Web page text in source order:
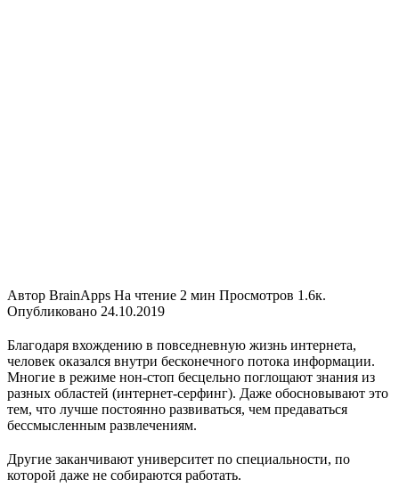
Автор BrainApps На чтение 2 мин Просмотров 1.6к.
Опубликовано 24.10.2019
Благодаря вхождению в повседневную жизнь интернета,
человек оказался внутри бесконечного потока информации.
Многие в режиме нон-стоп бесцельно поглощают знания из
разных областей (интернет-серфинг). Даже обосновывают это
тем, что лучше постоянно развиваться, чем предаваться
бессмысленным развлечениям.
Другие заканчивают университет по специальности, по
которой даже не собираются работать.